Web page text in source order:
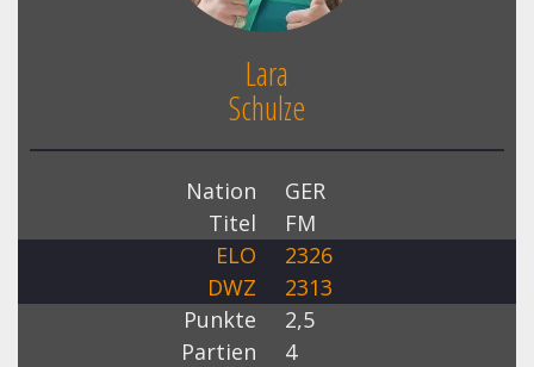
Lara
Schulze
Nation
GER
Titel
FM
ELO
2326
DWZ
2313
Punkte
2,5
Partien
4